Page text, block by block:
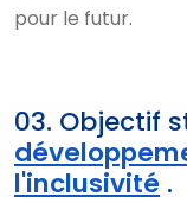
pour le futur.
03. Objectif
l'inclusivité .